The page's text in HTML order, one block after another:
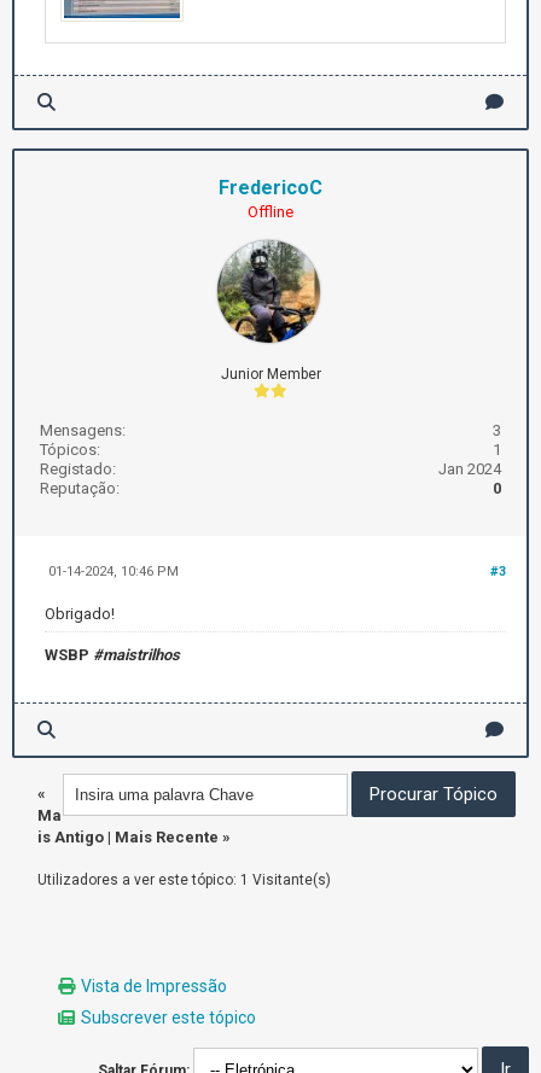
FredericoC
Offline
Junior Member
Mensagens:
3
Tópicos:
1
Registado:
Jan 2024
Reputação:
0
#3
01-14-2024, 10:46 PM
Obrigado!
WSBP #maistrilhos
«
Ma
is Antigo | Mais Recente »
Utilizadores a ver este tópico: 1 Visitante(s)
Vista de Impressão
Subscrever este tópico